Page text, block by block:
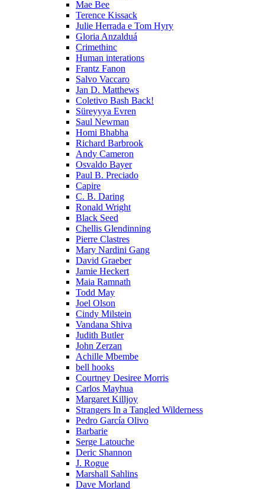
Mae Bee
Terence Kissack
Julie Herrada e Tom Hyry
Gloria Anzalduá
Crimethinc
Human interations
Frantz Fanon
Salvo Vaccaro
Jan D. Matthews
Coletivo Bash Back!
Süreyyya Evren
Saul Newman
Homi Bhabha
Richard Barbrook
Andy Cameron
Osvaldo Bayer
Paul B. Preciado
Capire
C. B. Daring
Ronald Wright
Black Seed
Chellis Glendinning
Pierre Clastres
Mary Nardini Gang
David Graeber
Jamie Heckert
Maia Ramnath
Todd May
Joel Olson
Cindy Milstein
Vandana Shiva
Judith Butler
John Zerzan
Achille Mbembe
bell hooks
Courtney Desiree Morris
Carlos Mayhua
Margaret Killjoy
Strangers In a Tangled Wilderness
Pedro García Olivo
Barbarie
Serge Latouche
Deric Shannon
J. Rogue
Marshall Sahlins
Dave Morland